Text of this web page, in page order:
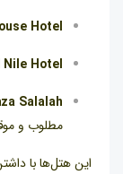
Hotel
Nile Hotel
Salalah
مطلوب و
این هتل‌ها با